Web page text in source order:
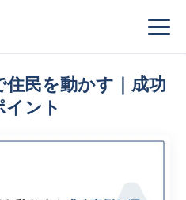
住民を動かす｜成功
イント